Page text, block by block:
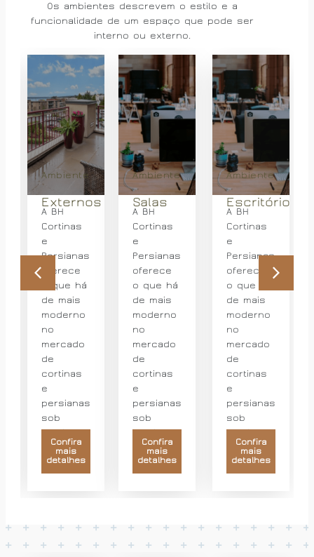
Os ambientes descrevem o estilo e a
funcionalidade de um espaço que pode ser
interno ou externo.
Ambiente
Externos
A BH
Cortinas
e
Persianas
oferece
o que há
de mais
moderno
no
mercado
de
cortinas
e
persianas
sob
medida
Confira
mais
detalhes
Ambiente
Salas
A BH
Cortinas
e
Persianas
oferece
o que há
de mais
moderno
no
mercado
de
cortinas
e
persianas
sob
medida.
Confira
mais
detalhes
Ambiente
Escritório
A BH
Cortinas
e
Persianas
oferece
o que há
de mais
moderno
no
mercado
de
cortinas
e
persianas
sob
medida.
Confira
mais
detalhes